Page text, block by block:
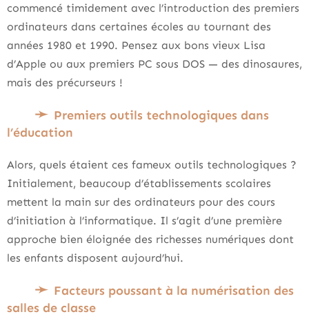
commencé timidement avec l’introduction des premiers
ordinateurs dans certaines écoles au tournant des
années 1980 et 1990. Pensez aux bons vieux Lisa
d’Apple ou aux premiers PC sous DOS — des dinosaures,
mais des précurseurs !
Premiers outils technologiques dans
l’éducation
Alors, quels étaient ces fameux outils technologiques ?
Initialement, beaucoup d’établissements scolaires
mettent la main sur des ordinateurs pour des cours
d’initiation à l’informatique. Il s’agit d’une première
approche bien éloignée des richesses numériques dont
les enfants disposent aujourd’hui.
Facteurs poussant à la numérisation des
salles de classe